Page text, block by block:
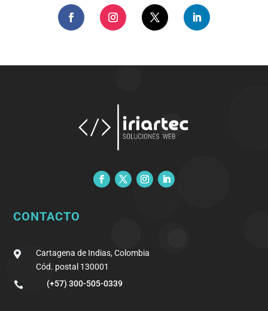
CONTACTO

Cartagena de Indias, Colombia
Cód. postal 130001

(+57) 300-505-0339